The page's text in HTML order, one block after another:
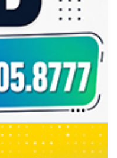
aberto para artistas e